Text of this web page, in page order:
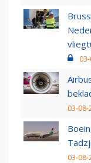
03-08-
03-08-